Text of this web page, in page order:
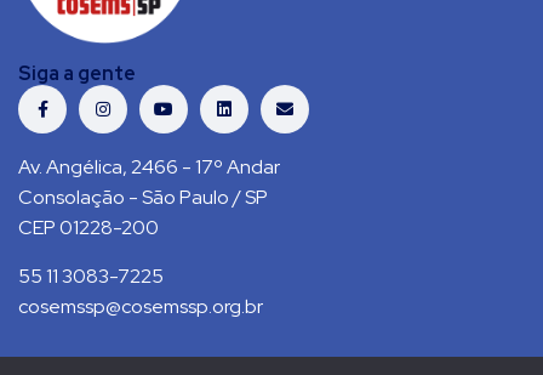
Siga a gente
Av. Angélica, 2466 - 17º Andar
Consolação - São Paulo / SP
CEP 01228-200
55 11 3083-7225
cosemssp@cosemssp.org.br